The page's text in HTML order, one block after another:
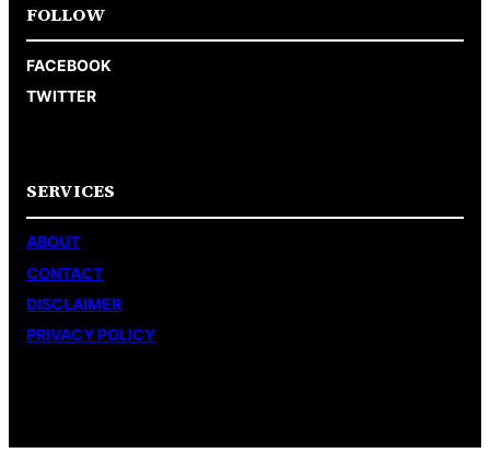
FOLLOW
FACEBOOK
TWITTER
SERVICES
ABOUT
CONTACT
DISCLAIMER
PRIVACY POLICY